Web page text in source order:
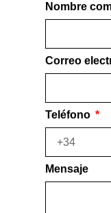
Nombre
Correo
Teléfono
Mensaje